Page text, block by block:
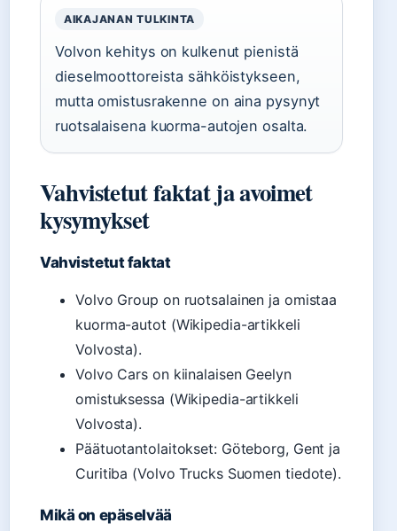
AIKAJANAN TULKINTA
Volvon kehitys on kulkenut pienistä
dieselmoottoreista sähköistykseen,
mutta omistusrakenne on aina pysynyt
ruotsalaisena kuorma-autojen osalta.
Vahvistetut faktat ja avoimet
kysymykset
Vahvistetut faktat
Volvo Group on ruotsalainen ja omistaa
kuorma-autot (Wikipedia-artikkeli
Volvosta).
Volvo Cars on kiinalaisen Geelyn
omistuksessa (Wikipedia-artikkeli
Volvosta).
Päätuotantolaitokset: Göteborg, Gent ja
Curitiba (Volvo Trucks Suomen tiedote).
Mikä on epäselvää